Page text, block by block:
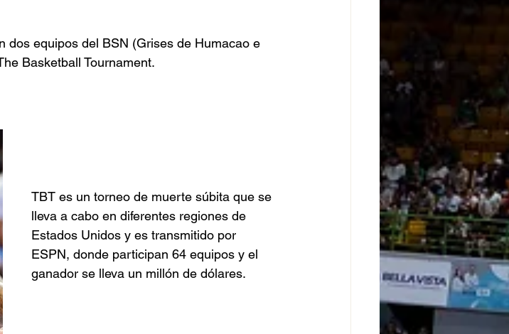
dos equipos del BSN (Grises de Humacao e
Basketball Tournament.
TBT es un torneo de muerte súbita que se
lleva a cabo en diferentes regiones de
Estados Unidos y es transmitido por
ESPN, donde participan 64 equipos y el
ganador se lleva un millón de dólares.